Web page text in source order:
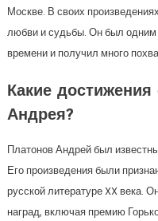
Москве. В своих
любви и судьбы. Он был одним
времени и получил много
Какие
Андрея?
Платонов Андрей был
Его произведения были
русской литературе XX века.
наград, включая премию